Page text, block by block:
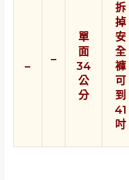
–
–
單
面
34
公
分
拆
掉
安
全
褲
可
到
41
吋